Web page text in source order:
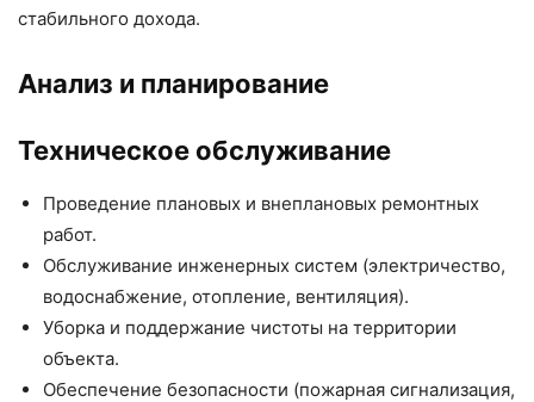
стабильного дохода.
Анализ и планирование
Техническое обслуживание
Проведение плановых и внеплановых ремонтных
работ.
Обслуживание инженерных систем (электричество,
водоснабжение, отопление, вентиляция).
Уборка и поддержание чистоты на территории
объекта.
Обеспечение безопасности (пожарная сигнализация,